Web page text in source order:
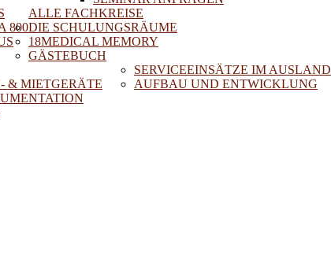
ALLE FACHKREISE
800DIE SCHULUNGSRÄUME
18MEDICAL MEMORY
GÄSTEBUCH
& MIETGERÄTE
SERVICEEINSÄTZE IM AUSLAND
AUFBAU UND ENTWICKLUNG